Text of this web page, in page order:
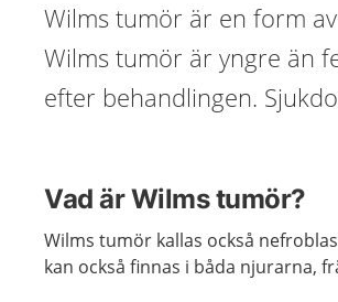
Wilms tumör är en form
Wilms tumör är yngre än
efter behandlingen.
Vad är Wilms tumör?
Wilms tumör kallas också
kan också finnas i båda njurarna,